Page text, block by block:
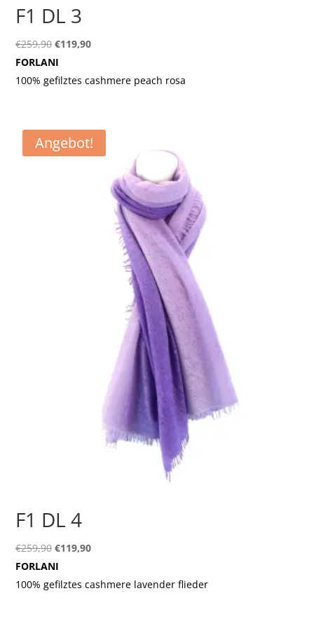
F1 DL 3
€259,90 Ursprünglicher
Preis
war:
€119,90Aktueller
ist:
FORLANI
100% gefilztes cashmere peach rosa
Angebot!
F1 DL 4
€259,90 Ursprünglicher
Preis
war:
€119,90Aktueller
ist:
FORLANI
100% gefilztes cashmere lavender flieder